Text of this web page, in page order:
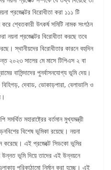
প্রজেক্টের বিরোধীতা করা ১১১ টি
শ্বেতকারী উৎকর্ষ সমিটি নামক সংগঠন
প্রজেক্টের বিরোধীতা করছে তবে
স্থানীয়দের বিরোধীতার কারনে বহুদিন
২০২৩ সালের মে মাসে টিপিএস ২ বা
বাসিন্দাদের পুনর্বাসনযোগ্য ভূমি দেয়।
দেবাড, ভোকাড়পারা, বেলাভালি ও
মহারাষ্ট্রের বর্তমান মুখ্যমন্ত্রী
বিশেষ ভূমিকা রয়েছে। নয়না
করেছে। এই প্রজেক্টে সিডকো ভূমির
ভূমি দিয়ে তাদের এই উন্নয়নে
পরিকাঠামো নির্মান করা হচ্ছে। এই